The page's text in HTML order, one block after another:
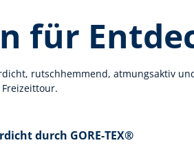
für
rutschhemmend, atmungsaktiv
durch GORE-TEX®